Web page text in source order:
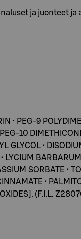
ja juonteet
• PEG-9
10
GLYCOL •
LYCIUM
SORBATE •
•
(F.I.L.